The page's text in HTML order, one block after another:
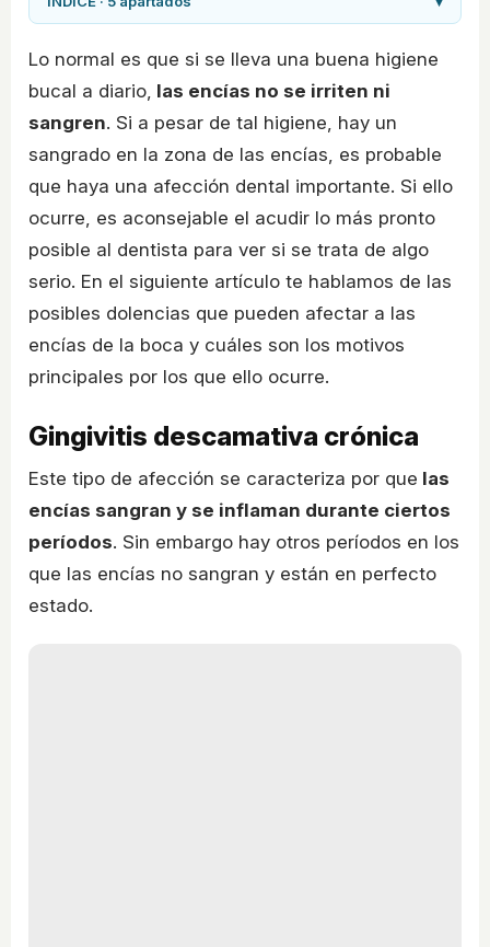
Lo normal es que si se lleva una buena higiene
bucal a diario, las encías no se irriten ni
sangren. Si a pesar de tal higiene, hay un
sangrado en la zona de las encías, es probable
que haya una afección dental importante. Si ello
ocurre, es aconsejable el acudir lo más pronto
posible al dentista para ver si se trata de algo
serio. En el siguiente artículo te hablamos de las
posibles dolencias que pueden afectar a las
encías de la boca y cuáles son los motivos
principales por los que ello ocurre.
Gingivitis descamativa crónica
Este tipo de afección se caracteriza por que las
encías sangran y se inflaman durante ciertos
períodos. Sin embargo hay otros períodos en los
que las encías no sangran y están en perfecto
estado.